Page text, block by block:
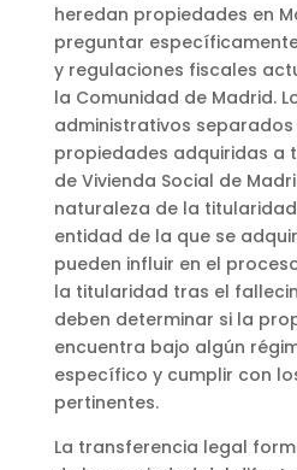
heredan propiedades en
preguntar
y regulaciones fiscales
la Comunidad de Madrid.
administrativos
propiedades adquiridas a
de Vivienda Social de
naturaleza de la
entidad de la que se
pueden influir en el
la titularidad tras el
deben determinar si la
encuentra bajo algún
específico y cumplir con
pertinentes.
La transferencia legal